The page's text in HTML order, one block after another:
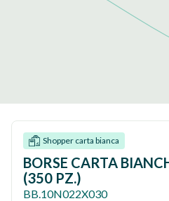
Shopper carta bianca
BORSE CARTA
(350 PZ.)
BB.10N022X030